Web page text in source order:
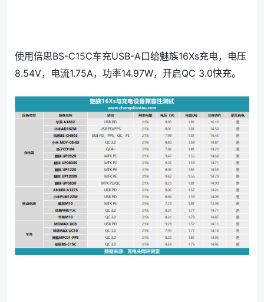
使用倍思BS-C15C车充USB-A口给魅族16Xs充电，电压
8.54V，电流1.75A，功率14.97W，开启QC 3.0快充。